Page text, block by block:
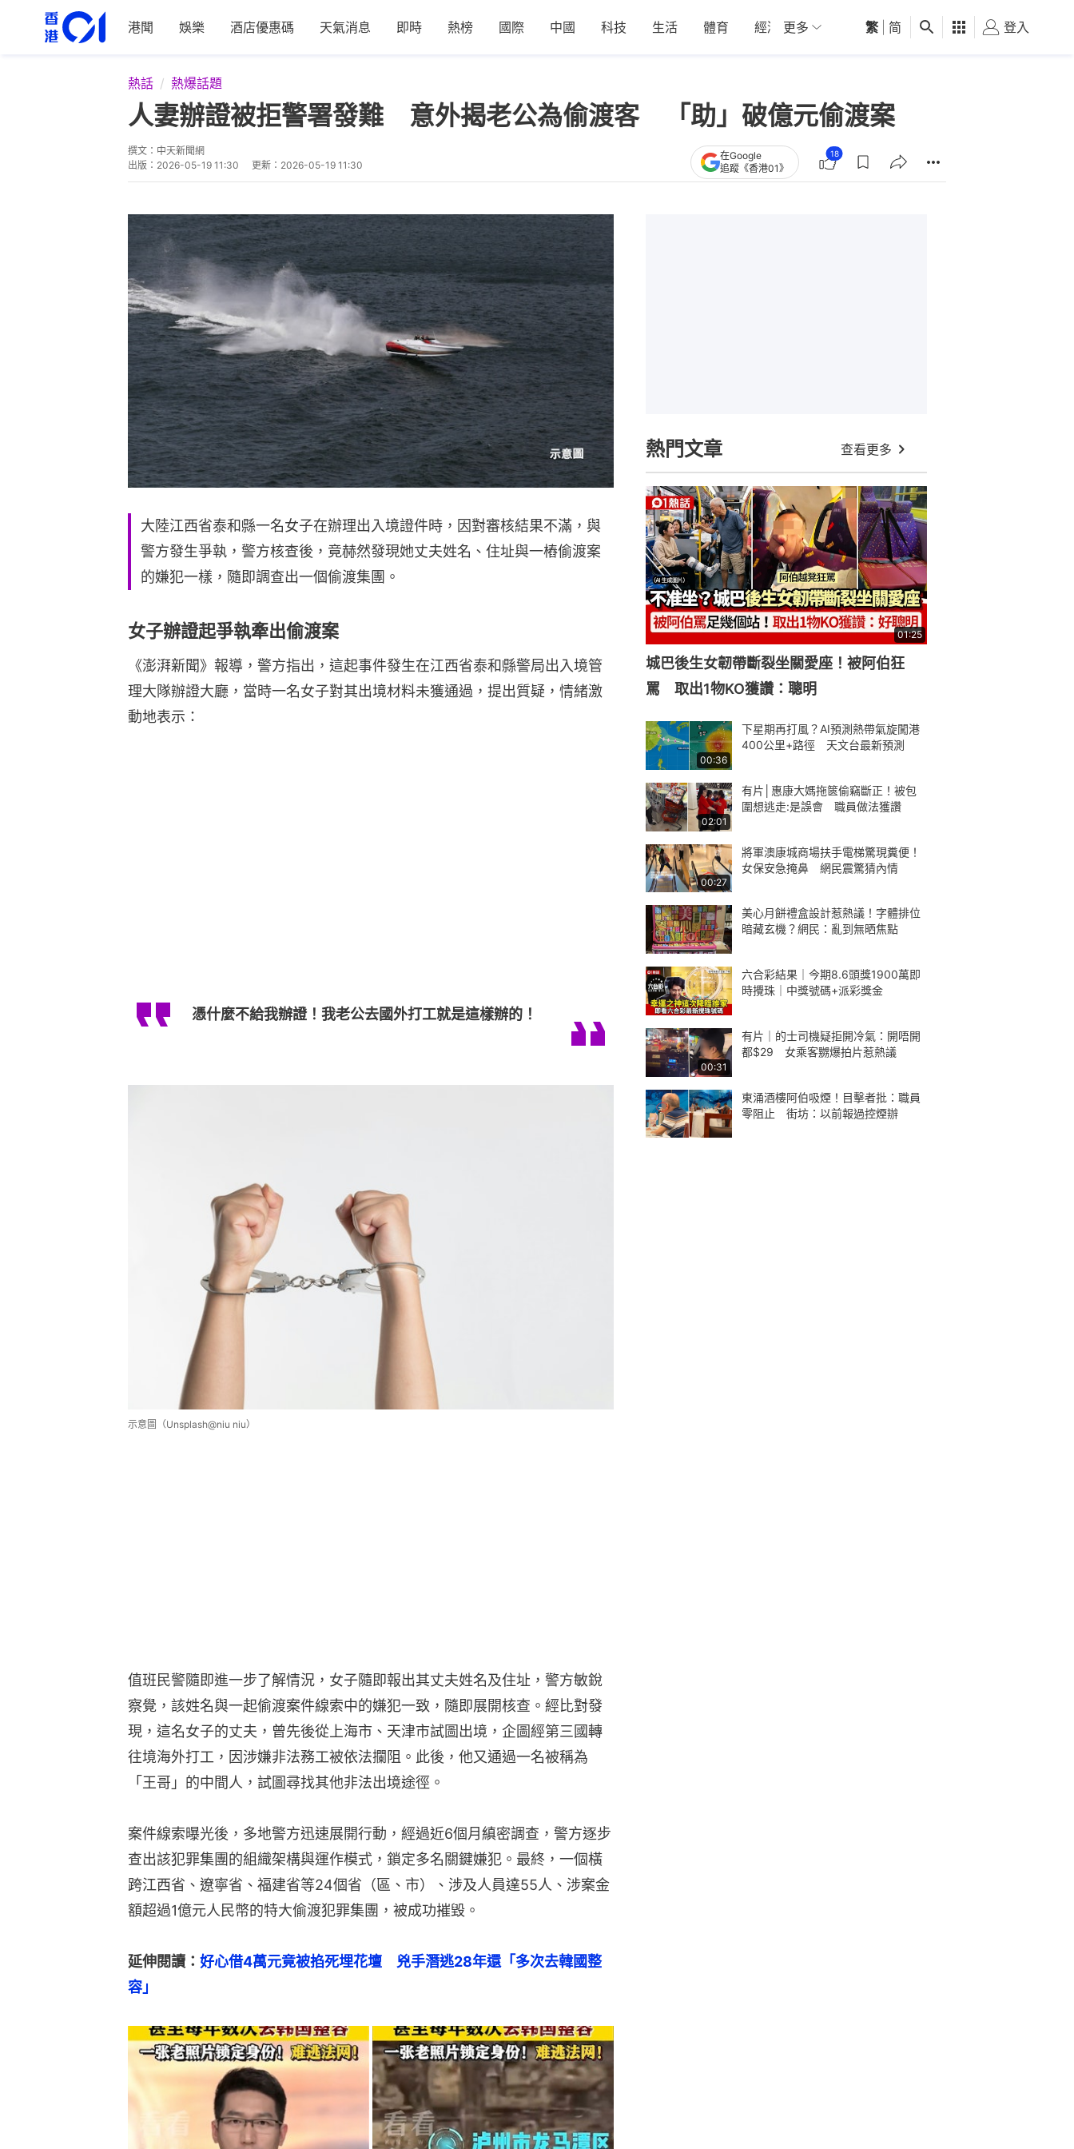
港聞 娛樂 酒店優惠碼 天氣消息 即時 熱榜 國際 中國 科技 生活 體育 經濟 01深圳 觀點 健康 好食玩飛
更多 繁 简 登入
熱話 熱爆話題
人妻辦證被拒警署發難 意外揭老公為偷渡客 「助」破億元偷渡案
撰文： 中天新聞網
出版： 2026-05-19 11:30 更新： 2026-05-19 11:30
在Google
追蹤《香港01》
18
大陸江西省泰和縣一名女子在辦理出入境證件時，因對審核結果不滿，與
警方發生爭執，警方核查後，竟赫然發現她丈夫姓名、住址與一樁偷渡案
的嫌犯一樣，隨即調查出一個偷渡集團。
女子辦證起爭執牽出偷渡案
《澎湃新聞》報導，警方指出，這起事件發生在江西省泰和縣警局出入境管
理大隊辦證大廳，當時一名女子對其出境材料未獲通過，提出質疑，情緒激
動地表示：
憑什麼不給我辦證！我老公去國外打工就是這樣辦的！
示意圖（Unsplash@niu niu）
值班民警隨即進一步了解情況，女子隨即報出其丈夫姓名及住址，警方敏銳
察覺，該姓名與一起偷渡案件線索中的嫌犯一致，隨即展開核查。經比對發
現，這名女子的丈夫，曾先後從上海市、天津市試圖出境，企圖經第三國轉
往境海外打工，因涉嫌非法務工被依法攔阻。此後，他又通過一名被稱為
「王哥」的中間人，試圖尋找其他非法出境途徑。
案件線索曝光後，多地警方迅速展開行動，經過近6個月縝密調查，警方逐步
查出該犯罪集團的組織架構與運作模式，鎖定多名關鍵嫌犯。最終，一個橫
跨江西省、遼寧省、福建省等24個省（區、市）、涉及人員達55人、涉案金
額超過1億元人民幣的特大偷渡犯罪集團，被成功摧毀。
延伸閱讀： 好心借4萬元竟被掐死埋花壇　兇手潛逃28年還「多次去韓國整
容」
熱門文章 查看更多
01:25
城巴後生女韌帶斷裂坐關愛座！被阿伯狂
罵 取出1物KO獲讚：聰明
00:36
下星期再打風？AI預測熱帶氣旋闖港
400公里+路徑 天文台最新預測
02:01
有片│惠康大媽拖篋偷竊斷正！被包
圍想逃走:是誤會 職員做法獲讚
00:27
將軍澳康城商場扶手電梯驚現糞便！
女保安急掩鼻 網民震驚猜內情
美心月餅禮盒設計惹熱議！字體排位
暗藏玄機？網民：亂到無晒焦點
六合彩結果｜今期8.6頭獎1900萬即
時攪珠｜中獎號碼+派彩獎金
00:31
有片｜的士司機疑拒開冷氣：開唔開
都$29 女乘客嬲爆拍片惹熱議
東涌酒樓阿伯吸煙！目擊者批：職員
零阻止 街坊：以前報過控煙辦